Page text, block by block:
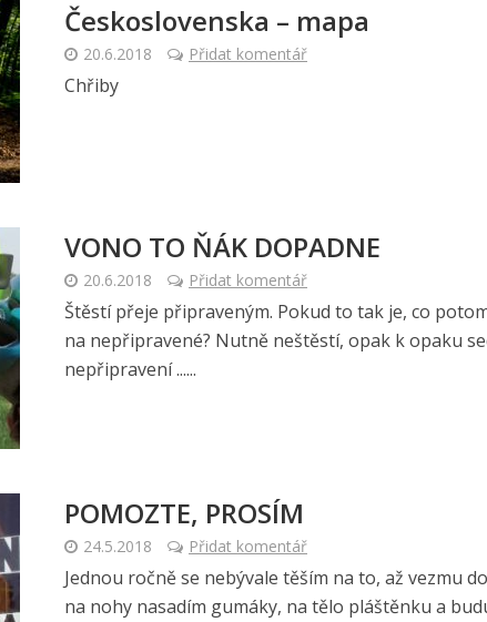
Československa – mapa
20.6.2018 Přidat komentář
Chřiby
VONO TO ŇÁK DOPADNE
20.6.2018 Přidat komentář
Štěstí přeje připraveným. Pokud to tak je, co
na nepřipravené? Nutně neštěstí, opak k opaku
nepřipravení ......
POMOZTE, PROSÍM
24.5.2018 Přidat komentář
Jednou ročně se nebývale těším na to, až vezmu
na nohy nasadím gumáky, na tělo pláštěnku a